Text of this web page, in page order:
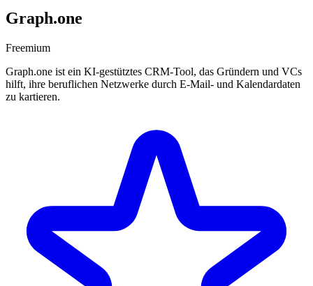
Graph.one
Freemium
Graph.one ist ein KI-gestütztes CRM-Tool, das Gründern und VCs
hilft, ihre beruflichen Netzwerke durch E-Mail- und Kalendardaten
zu kartieren.